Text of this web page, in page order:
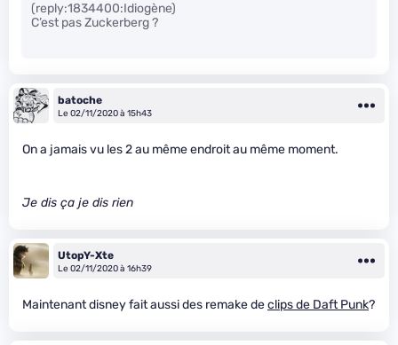
(reply:1834400:Idiogène)
C’est pas Zuckerberg ?
batoche
Le 02/11/2020 à 15h43
On a jamais vu les 2 au même endroit au même moment.
Je dis ça je dis rien
UtopY-Xte
Le 02/11/2020 à 16h39
Maintenant disney fait aussi des remake declips de Daft Punk?